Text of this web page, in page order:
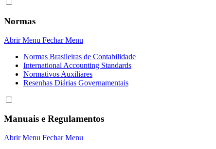
Normas
Abrir Menu Fechar Menu
Normas Brasileiras de Contabilidade
International Accounting Standards
Normativos Auxiliares
Resenhas Diárias Governamentais
Manuais e Regulamentos
Abrir Menu Fechar Menu